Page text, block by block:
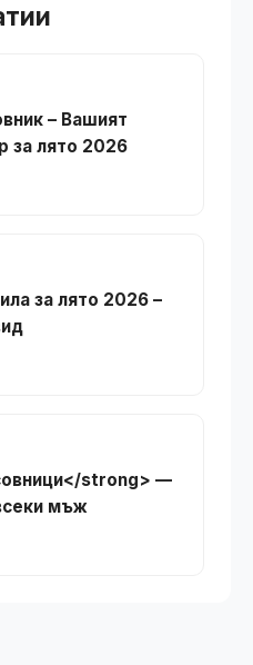
– Вашият
за лято 2026
за лято 2026 –
strong> —
мъж